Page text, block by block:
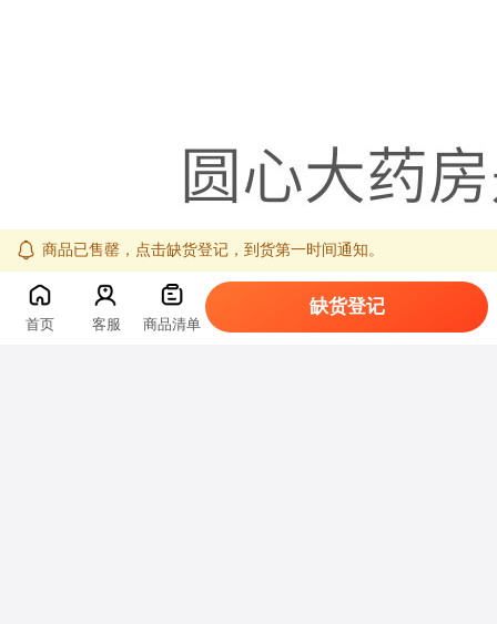
商品已售罄，点击缺货登记，到货第一时间通知。
首页 客服 商品清单
缺货登记